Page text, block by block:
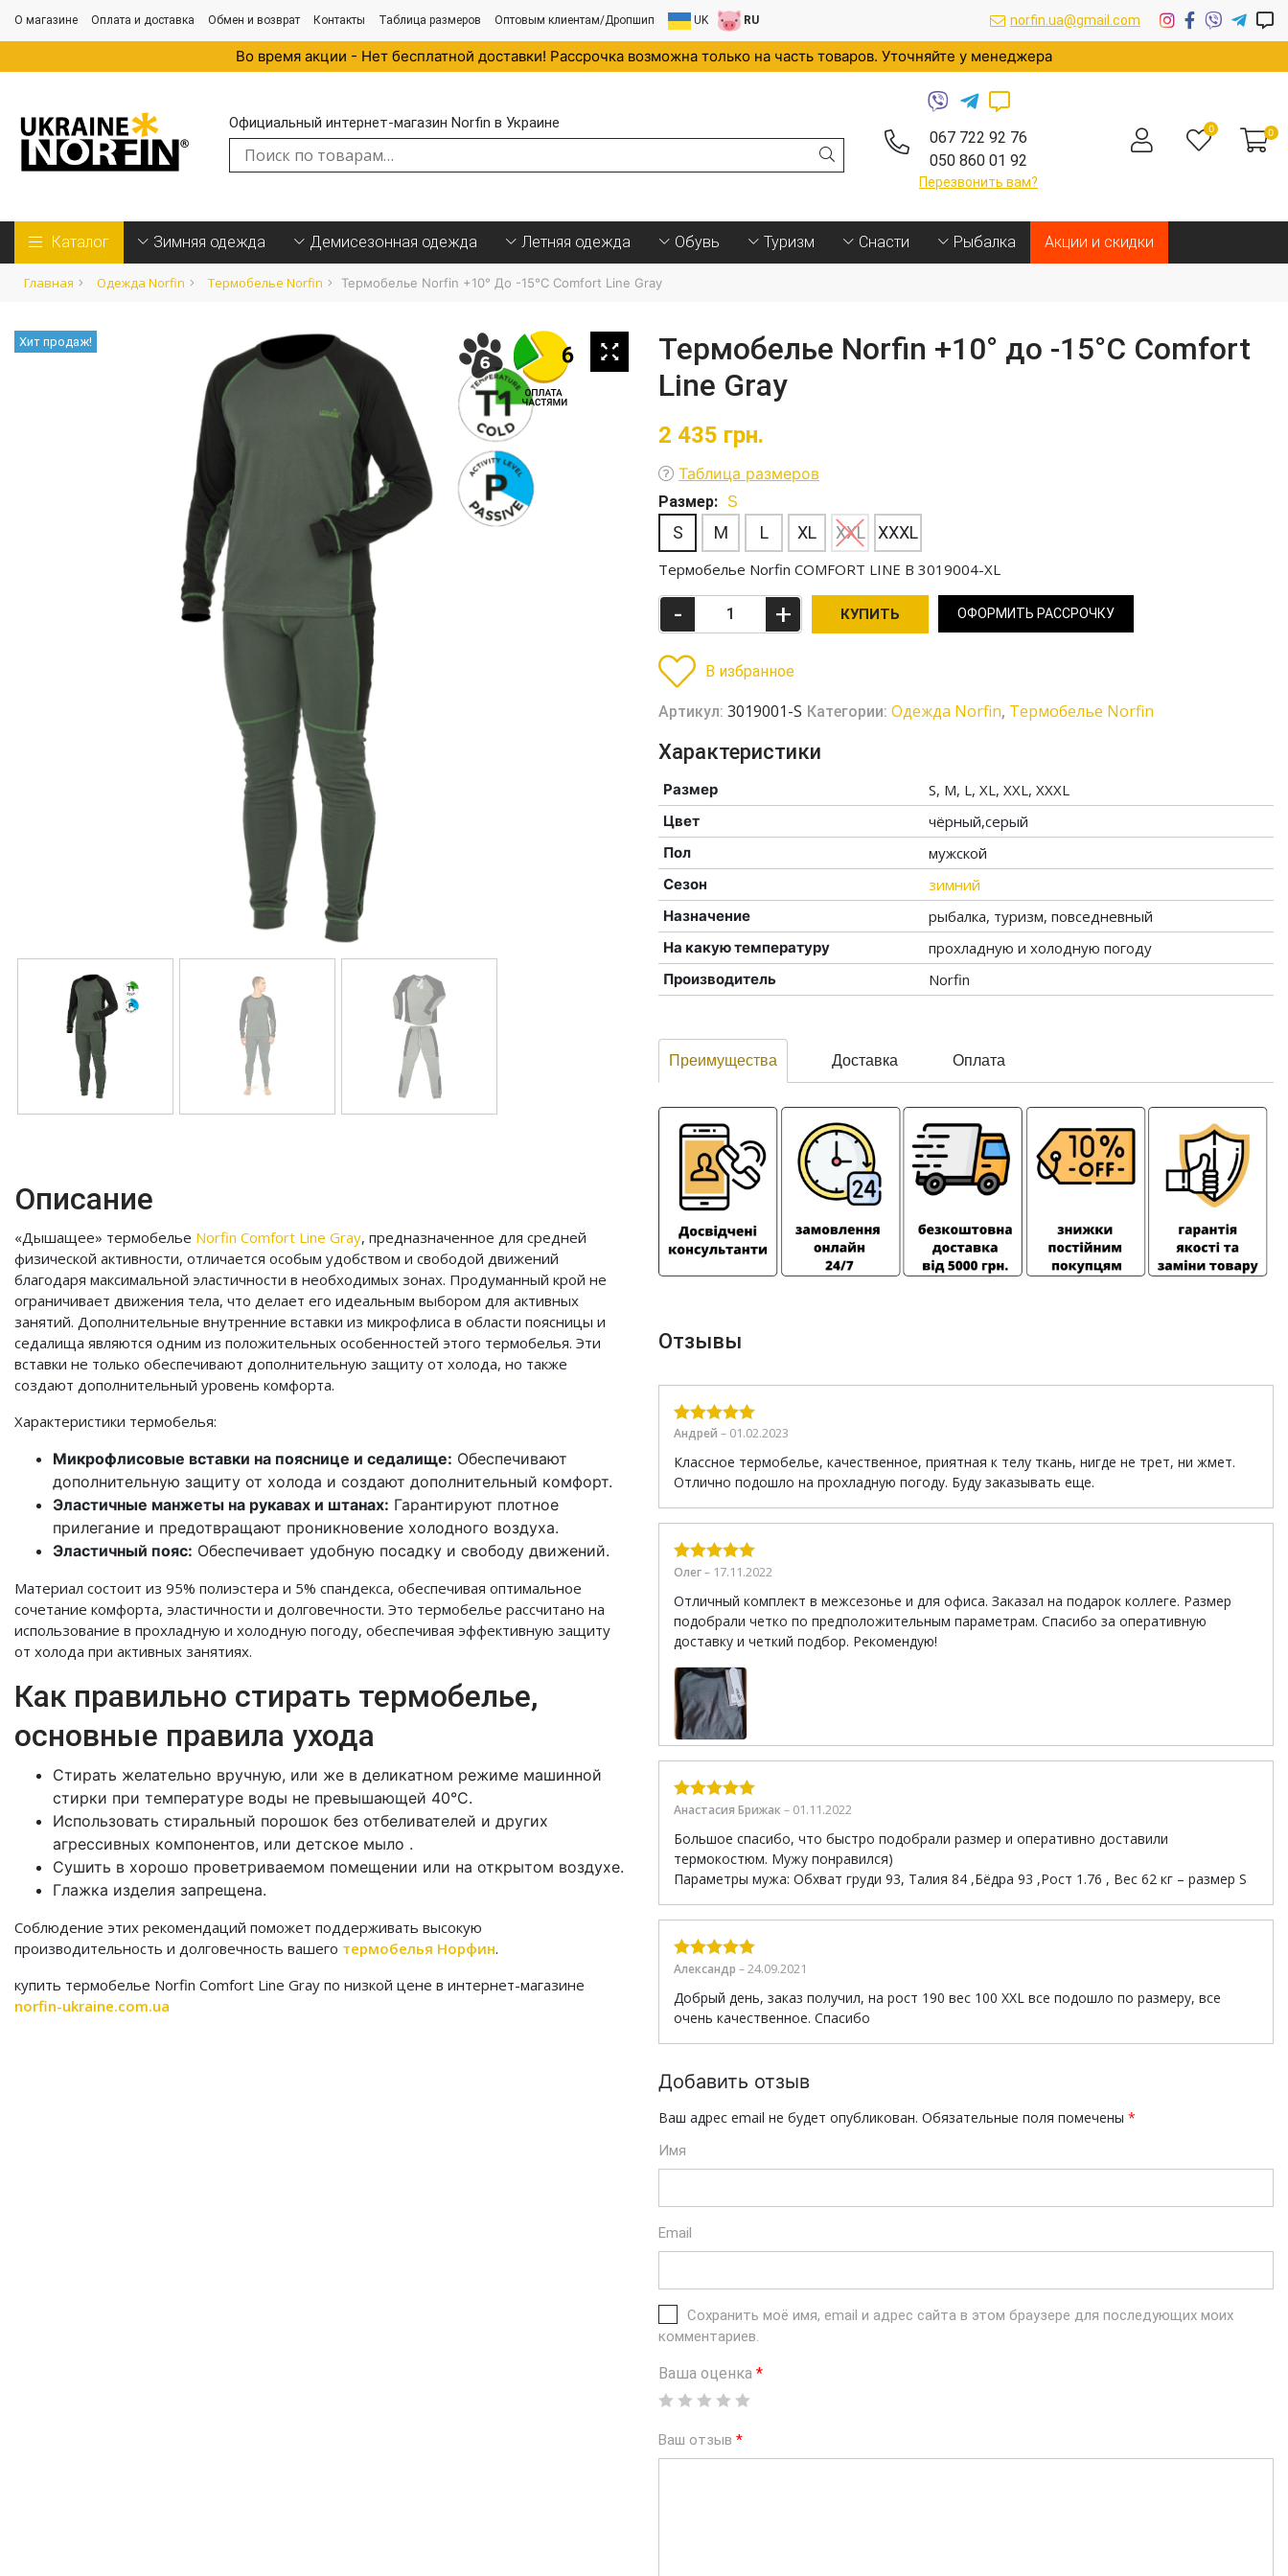
О магазине Оплата и доставка Обмен и возврат Контакты Таблица размеров Оптовым клиентам/Дропшип UK RU norfin.ua@gmail.com
Во время акции - Нет бесплатной доставки! Рассрочка возможна только на часть товаров. Уточняйте у менеджера
Официальный интернет-магазин Norfin в Украине
Искать:
067 722 92 76
050 860 01 92
Перезвонить вам?
0 0
Каталог Зимняя одежда Демисезонная одежда Летняя одежда Обувь Туризм Cнасти Рыбалка Акции и скидки
Главная Одежда Norfin Термобелье Norfin Термобелье Norfin +10° До -15°C Comfort Line Gray
Хит продаж!
Описание
«Дышащее» термобелье Norfin Comfort Line Gray, предназначенное для средней
физической активности, отличается особым удобством и свободой движений
благодаря максимальной эластичности в необходимых зонах. Продуманный крой не
ограничивает движения тела, что делает его идеальным выбором для активных
занятий. Дополнительные внутренние вставки из микрофлиса в области поясницы и
седалища являются одним из положительных особенностей этого термобелья. Эти
вставки не только обеспечивают дополнительную защиту от холода, но также
создают дополнительный уровень комфорта.
Характеристики термобелья:
Микрофлисовые вставки на пояснице и седалище: Обеспечивают
дополнительную защиту от холода и создают дополнительный комфорт.
Эластичные манжеты на рукавах и штанах: Гарантируют плотное
прилегание и предотвращают проникновение холодного воздуха.
Эластичный пояс: Обеспечивает удобную посадку и свободу движений.
Материал состоит из 95% полиэстера и 5% спандекса, обеспечивая оптимальное
сочетание комфорта, эластичности и долговечности. Это термобелье рассчитано на
использование в прохладную и холодную погоду, обеспечивая эффективную защиту
от холода при активных занятиях.
Как правильно стирать термобелье,
основные правила ухода
Стирать желательно вручную, или же в деликатном режиме машинной
стирки при температуре воды не превышающей 40°С.
Использовать стиральный порошок без отбеливателей и других
агрессивных компонентов, или детское мыло .
Сушить в хорошо проветриваемом помещении или на открытом воздухе.
Глажка изделия запрещена.
Соблюдение этих рекомендаций поможет поддерживать высокую
производительность и долговечность вашего термобелья Норфин.
купить термобелье Norfin Comfort Line Gray по низкой цене в интернет-магазине
norfin-ukraine.com.ua
Термобелье Norfin +10° до -15°C Comfort
Line Gray
2 435 грн.
Таблица размеров
Размер: S
S M L XL XXL XXXL
Термобелье Norfin COMFORT LINE B 3019004-XL
- + КУПИТЬ ОФОРМИТЬ РАССРОЧКУ
В избранное
Артикул: 3019001-S Категории: Одежда Norfin, Термобелье Norfin
Характеристики
Размер S, M, L, XL, XXL, XXXL
Цвет чёрный,серый
Пол мужской
Сезон зимний
Назначение рыбалка, туризм, повседневный
На какую температуру прохладную и холодную погоду
Производитель Norfin
Преимущества Доставка Оплата
Отзывы
Оценка 5из
5
Андрей – 01.02.2023
Классное термобелье, качественное, приятная к телу ткань, нигде не трет, ни жмет.
Отлично подошло на прохладную погоду. Буду заказывать еще.
Оценка5 из
5
Олег– 17.11.2022
Отличный комплект в межсезонье и для офиса. Заказал на подарок коллеге. Размер
подобрали четко по предположительным параметрам. Спасибо за оперативную
доставку и четкий подбор. Рекомендую!
Оценка5 из
5
Анастасия Брижак – 01.11.2022
Большое спасибо, что быстро подобрали размер и оперативно доставили
термокостюм. Мужу понравился)
Параметры мужа: Обхват груди 93, Талия 84 ,Бёдра 93 ,Рост 1.76 , Вес 62 кг – размер S
Оценка5 из
5
Александр –24.09.2021
Добрый день, заказ получил, на рост 190 вес 100 XXL все подошло по размеру, все
очень качественное. Спасибо
Добавить отзыв
Ваш адрес email не будет опубликован. Обязательные поля помечены *
Имя
Email
Сохранить моё имя, email и адрес сайта в этом браузере для последующих моих
комментариев.
Ваша оценка *
Ваш отзыв *